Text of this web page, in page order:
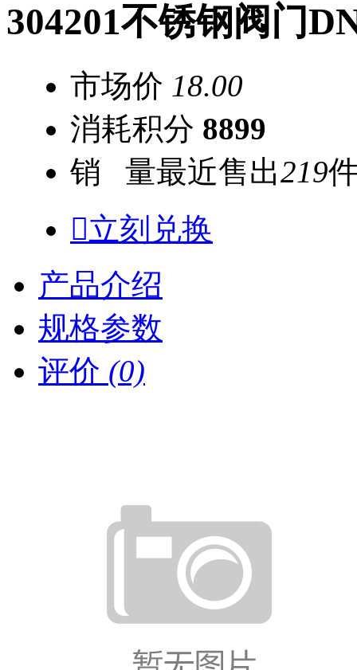
304201不锈钢阀门
市场价 18.00
消耗积分 8899
销 量最近售出219
立刻兑换
产品介绍
规格参数
评价 (0)